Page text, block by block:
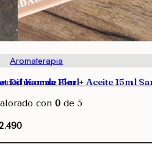
Karma 15ml
Aromaterapia
Difusor de Flor + Aceite 15ml
con 0de 5